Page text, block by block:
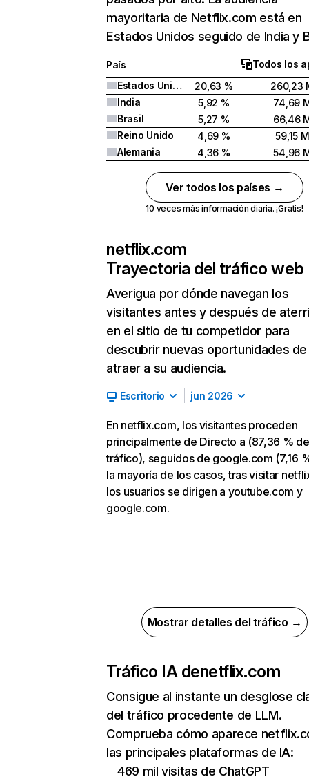
mayoritaria de Netflix.com está en
Estados Unidos seguido de India y
País
Todos los
Estados Unidos
20,63 %
260,23
India
5,92 %
74,69
Brasil
5,27 %
66,46
Reino Unido
4,69 %
59,15 M
Alemania
4,36 % 54,96
Ver todos los países →
10 veces más información diaria. ¡Gratis!
netflix.com
Trayectoria del tráfico web
Averigua por dónde navegan los
visitantes antes y después de
en el sitio de tu competidor para
descubrir nuevas oportunidades de
atraer a su audiencia.
Escritorio jun 2026
En netflix.com, los visitantes proceden
principalmente de Directo a (87,36 % de
tráfico), seguidos de google.com (7,16
la mayoría de los casos, tras visitar
los usuarios se dirigen a youtube.com y
google.com.
Mostrar detalles del tráfico →
Tráfico IA denetflix.com
Consigue al instante un desglose
del tráfico procedente de LLM.
Comprueba cómo aparece
las principales plataformas de IA:
469 mil visitas de ChatGPT